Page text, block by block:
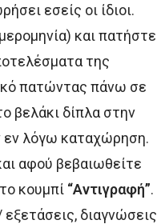
εσείς οι ίδιοι.
και πατήστε
της
πατώντας πάνω σε
βελάκι δίπλα στην
εν λόγω καταχώρηση.
αφού βεβαιωθείτε
κουμπί “Αντιγραφή”.
διαγνώσεις